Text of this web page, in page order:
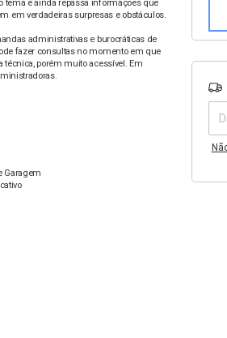
tema e ainda repassa informações que
em verdadeiras surpresas e obstáculos.
administrativas e burocráticas de
fazer consultas no momento em que
porém muito acessível. Em
Garagem